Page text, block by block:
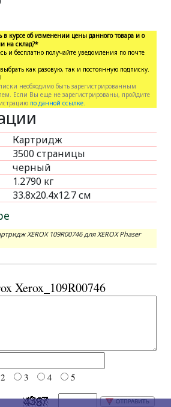
в курсе об изменении цены данного товара и о
на склад?*
и бесплатно получайте уведомления по почте
как разовую, так и постоянную подписку.
необходимо быть зарегистрированным
Если Вы еще не зарегистрированы, пройдите
по данной ссылке.
Картридж
3500 страницы
черный
1.2790 кг
33.8x20.4x12.7 см
XEROX 109R00746 для XEROX Phaser
Xerox_109R00746
2 3 4
5